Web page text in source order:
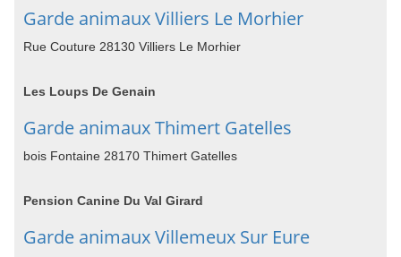
Garde animaux Villiers Le Morhier
Rue Couture 28130 Villiers Le Morhier
Les Loups De Genain
Garde animaux Thimert Gatelles
bois Fontaine 28170 Thimert Gatelles
Pension Canine Du Val Girard
Garde animaux Villemeux Sur Eure